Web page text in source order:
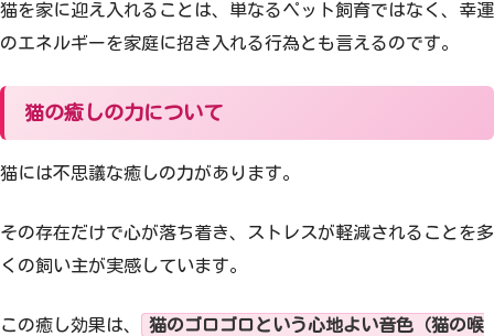
猫を家に迎え入れることは、単なるペット飼育ではなく、幸運
のエネルギーを家庭に招き入れる行為とも言えるのです。
猫の癒しの力について
猫には不思議な癒しの力があります。
その存在だけで心が落ち着き、ストレスが軽減されることを多
くの飼い主が実感しています。
この癒し効果は、
猫のゴロゴロという心地よい音色（猫の喉